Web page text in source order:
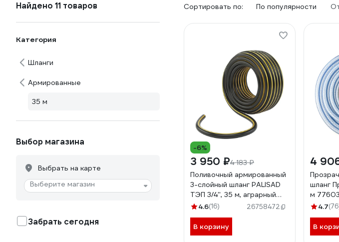
Найдено 11 товаров
Категория
Шланги
Армированные
35 м
Выбор магазина
Выбрать на карте
Выберите магазин
Забрать сегодня
Сортировать по: По популярности
-6%
3 950 ₽4 183 ₽
Поливочный армированный
3-слойный шланг PALISAD
ТЭП 3/4'', 35 м, аграрный
67113
4.6(16) 26758472
В корзину
4
шланг
м
4.7
В